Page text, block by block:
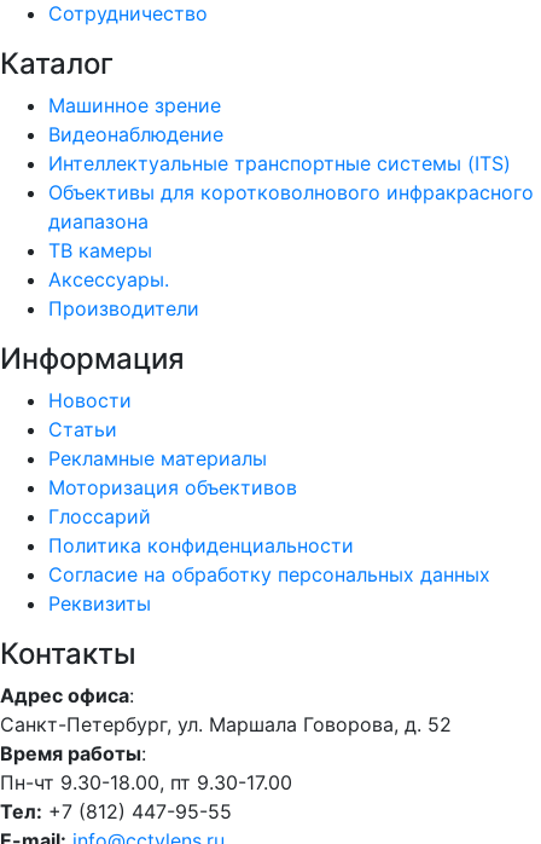
Сотрудничество
Каталог
Машинное зрение
Видеонаблюдение
Интеллектуальные транспортные системы (ITS)
Объективы для коротковолнового инфракрасного
диапазона
ТВ камеры
Аксессуары.
Производители
Информация
Новости
Статьи
Рекламные материалы
Моторизация объективов
Глоссарий
Политика конфиденциальности
Согласие на обработку персональных данных
Реквизиты
Контакты
Адрес офиса:
Санкт-Петербург, ул. Маршала Говорова, д. 52
Время работы:
Пн-чт 9.30-18.00, пт 9.30-17.00
Тел: +7 (812) 447-95-55